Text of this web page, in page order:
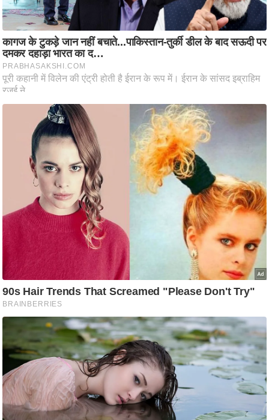
य
प
र
स
मी
क्षा
ध
म
ध
र्म
स्थ
व्र
त
त्यो
हा
र